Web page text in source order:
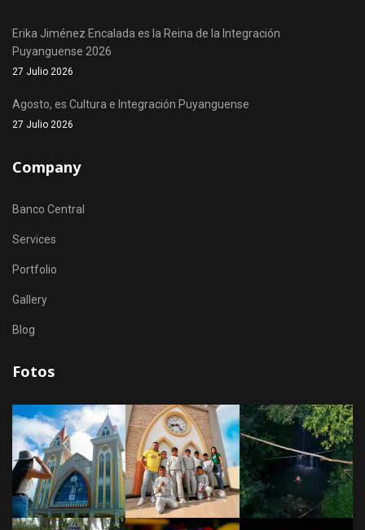
Erika Jiménez Encalada es la Reina de la Integración
Puyanguense 2026
27 Julio 2026
Agosto, es Cultura e Integración Puyanguense
27 Julio 2026
Company
Banco Central
Services
Portfolio
Gallery
Blog
Fotos